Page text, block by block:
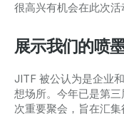
很高兴有机会在此次活
展示我们的喷
JITF 被公认为是企业
想场所。今年已是第
次重要聚会，旨在汇